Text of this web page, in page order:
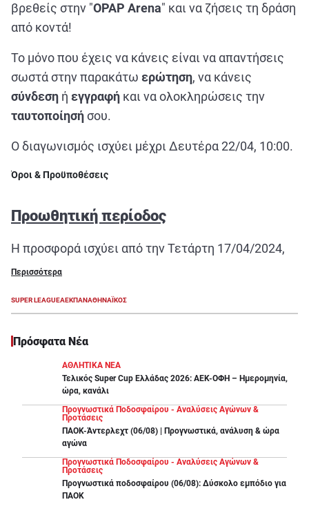
Εξυπηρέτηση Πελατών
βρεθείς στην "OPAP Arena" και να ζήσεις τη δράση
από κοντά!
Το μόνο που έχεις να κάνεις είναι να απαντήσεις
σωστά στην παρακάτω ερώτηση, να κάνεις
σύνδεση ή εγγραφή και να ολοκληρώσεις την
ταυτοποίησήσου.
Ο διαγωνισμός ισχύει μέχρι Δευτέρα 22/04, 10:00.
Όροι & Προϋποθέσεις
Προωθητική περίοδος
Η προσφορά ισχύει από την Τετάρτη 17/04/2024,
18:00 έως την Δευτέρα 22/04/2024, 09:00.
Περιγραφή διαγωνισμού
τους παίκτες με έναν μεγάλο διαγωνισμό!
Διεκδικείς ένα (1) διπλό VIP εισιτήριο για τον
αγώνα ΑΕΚ-Παναθηναϊκός (24/04).
Για να μπεις και εσύ στην κλήρωση θα πρέπει:
Να είσαι εγγεγραμμένος χρήστης του Pamestoixima.gr
Να απαντήσεις σε μία ερώτηση σχετική με το παιχνίδι ΑΕΚ-
Παναθηναϊκός.
Να έχεις ολοκληρώσει την ταυτοποίηση του λογαριασμού σου.
Να έχεις αποδεχτεί να λαμβάνεις Επιβραβεύσεις / Προσφορές και άλλες
Περισσότερα
SUPER LEAGUEΑΕΚΠΑΝΑΘΗΝΑΪΚΟΣ
Πρόσφατα Νέα
ΑΘΛΗΤΙΚΑ ΝΕΑ
Τελικός Super Cup Ελλάδας 2026: ΑΕΚ-ΟΦΗ – Ημερομηνία,
ώρα, κανάλι
Προγνωστικά Ποδοσφαίρου - Αναλύσεις Αγώνων &
Προτάσεις
ΠΑΟΚ-Άντερλεχτ (06/08) | Προγνωστικά, ανάλυση & ώρα
αγώνα
Προγνωστικά Ποδοσφαίρου - Αναλύσεις Αγώνων &
Προτάσεις
Προγνωστικά ποδοσφαίρου (06/08): Δύσκολο εμπόδιο για
ΠΑΟΚ